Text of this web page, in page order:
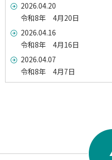
2026.04.20
令和8年 4月20日
2026.04.16
令和8年 4月16日
2026.04.07
令和8年 4月7日